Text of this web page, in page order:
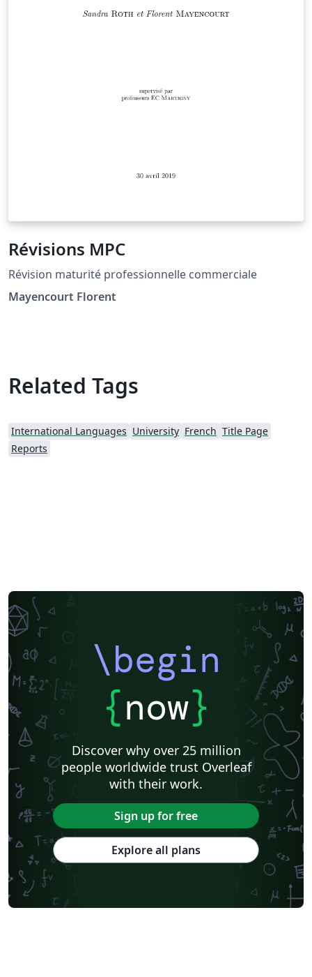
Révisions MPC
Révision maturité professionnelle commerciale
Mayencourt Florent
Related Tags
International Languages University French Title Page
Reports
\begin
{now}
Discover why over 25 million
people worldwide trust Overleaf
with their work.
Sign up for free
Explore all plans